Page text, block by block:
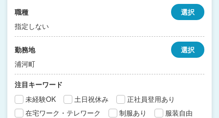
職種
指定しない
選択
勤務地
浦河町
選択
注目キーワード
未経験OK
土日祝休み
正社員登用あり
在宅ワーク・テレワーク
制服あり
服装自由